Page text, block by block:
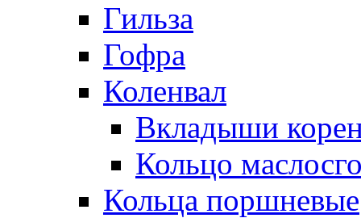
Гильза
Гофра
Коленвал
Вкладыши
Кольцо
Кольца поршневые